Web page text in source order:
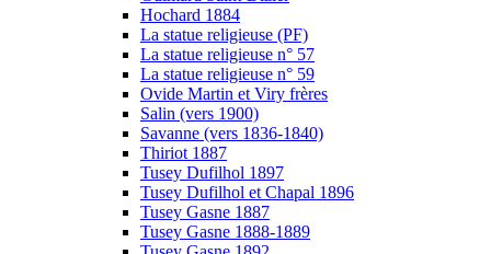
Hochard 1884
La statue religieuse (PF)
La statue religieuse n° 57
La statue religieuse n° 59
Ovide Martin et Viry frères
Salin (vers 1900)
Savanne (vers 1836-1840)
Thiriot 1887
Tusey Dufilhol 1897
Tusey Dufilhol et Chapal 1896
Tusey Gasne 1887
Tusey Gasne 1888-1889